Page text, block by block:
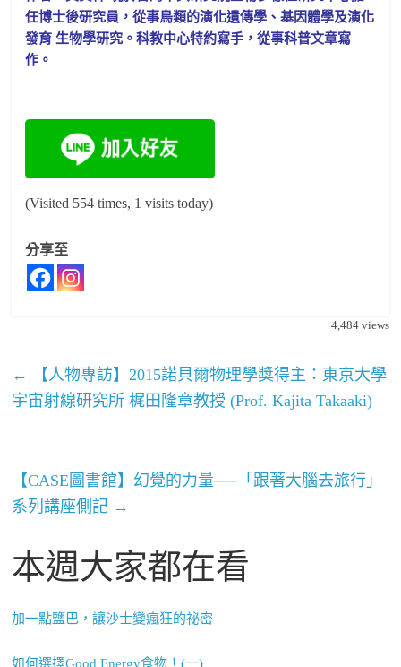
任博士後研究員，從事鳥類的演化遺傳學、基因體學及演化
發育 生物學研究。科教中心特約寫手，從事科普文章寫
作。
(Visited 554 times, 1 visits today)
分享至
4,484views
←
【人物專訪】2015諾貝爾物理學獎得主：東京大學
宇宙射線研究所 梶田隆章教授 (Prof. Kajita Takaaki)
【CASE圖書館】幻覺的力量──「跟著大腦去旅行」
系列講座側記 →
本週大家都在看
加一點鹽巴，讓沙士變瘋狂的祕密
如何選擇Good Energy食物！(一)